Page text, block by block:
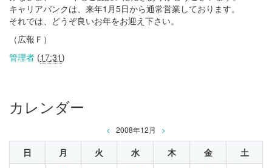
キャリアバンクは、来年1月5日から通常営業しております。
それでは、どうぞ良いお年をお迎え下さい。
（広報Ｆ）
管理者 (17:31)
カレンダー
< 2008年12月 >
日 月 火 水 木 金
土